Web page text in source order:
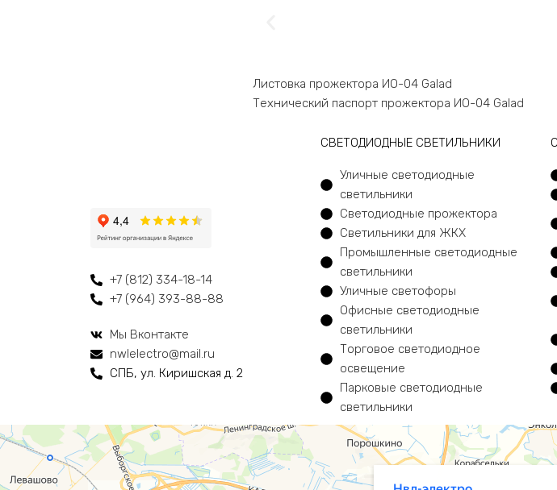
Листовка прожектора ИО-04 Galad
Технический паспорт прожектора ИО-04 Galad
+7 (812) 334-18-14
+7 (964) 393-88-88
Мы Вконтакте
nwlelectro@mail.ru
СПБ, ул. Киришская д. 2
CВЕТОДИОДНЫЕ СВЕТИЛЬНИКИ
Уличные светодиодные
светильники
Светодиодные прожектора
Светильники для ЖКХ
Промышленные светодиодные
светильники
Уличные светофоры
Офисные светодиодные
светильники
Торговое светодиодное
освещение
Парковые светодиодные
светильники